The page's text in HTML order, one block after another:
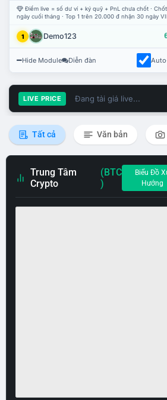
Điểm live = số dư ví + ký quỹ + PnL chưa chốt ·
ngày cuối tháng · Top 1 trên 20.000 đ nhận 30 ngày
1 Demo123
Hide Module Diễn đàn
LIVE PRICE Đang tải giá live...
Tất cả Văn bản
Trung Tâm
Crypto
(BTC
)
Biểu Đồ
Hướng